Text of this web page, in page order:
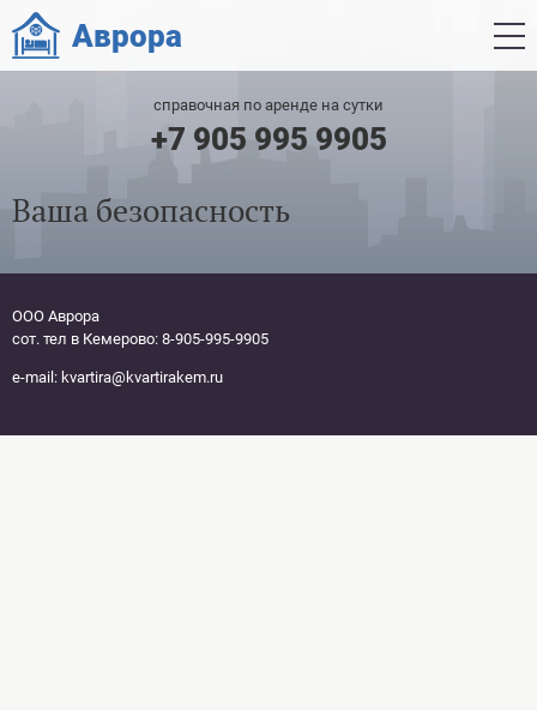
Аврора
справочная по аренде на сутки
+7 905 995 9905
Ваша безопасность
ООО Аврора
сот. тел в Кемерово: 8-905-995-9905
e-mail: kvartira@kvartirakem.ru